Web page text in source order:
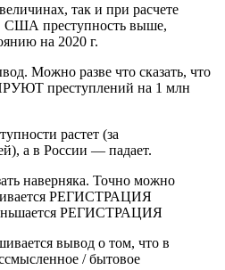
так и при расчете
США преступность выше,
на 2020 г.
Можно разве что сказать, что
преступлений на 1 млн
растет (за
а в России — падает.
наверняка. Точно можно
РЕГИСТРАЦИЯ
РЕГИСТРАЦИЯ
вывод о том, что в
/ бытовое